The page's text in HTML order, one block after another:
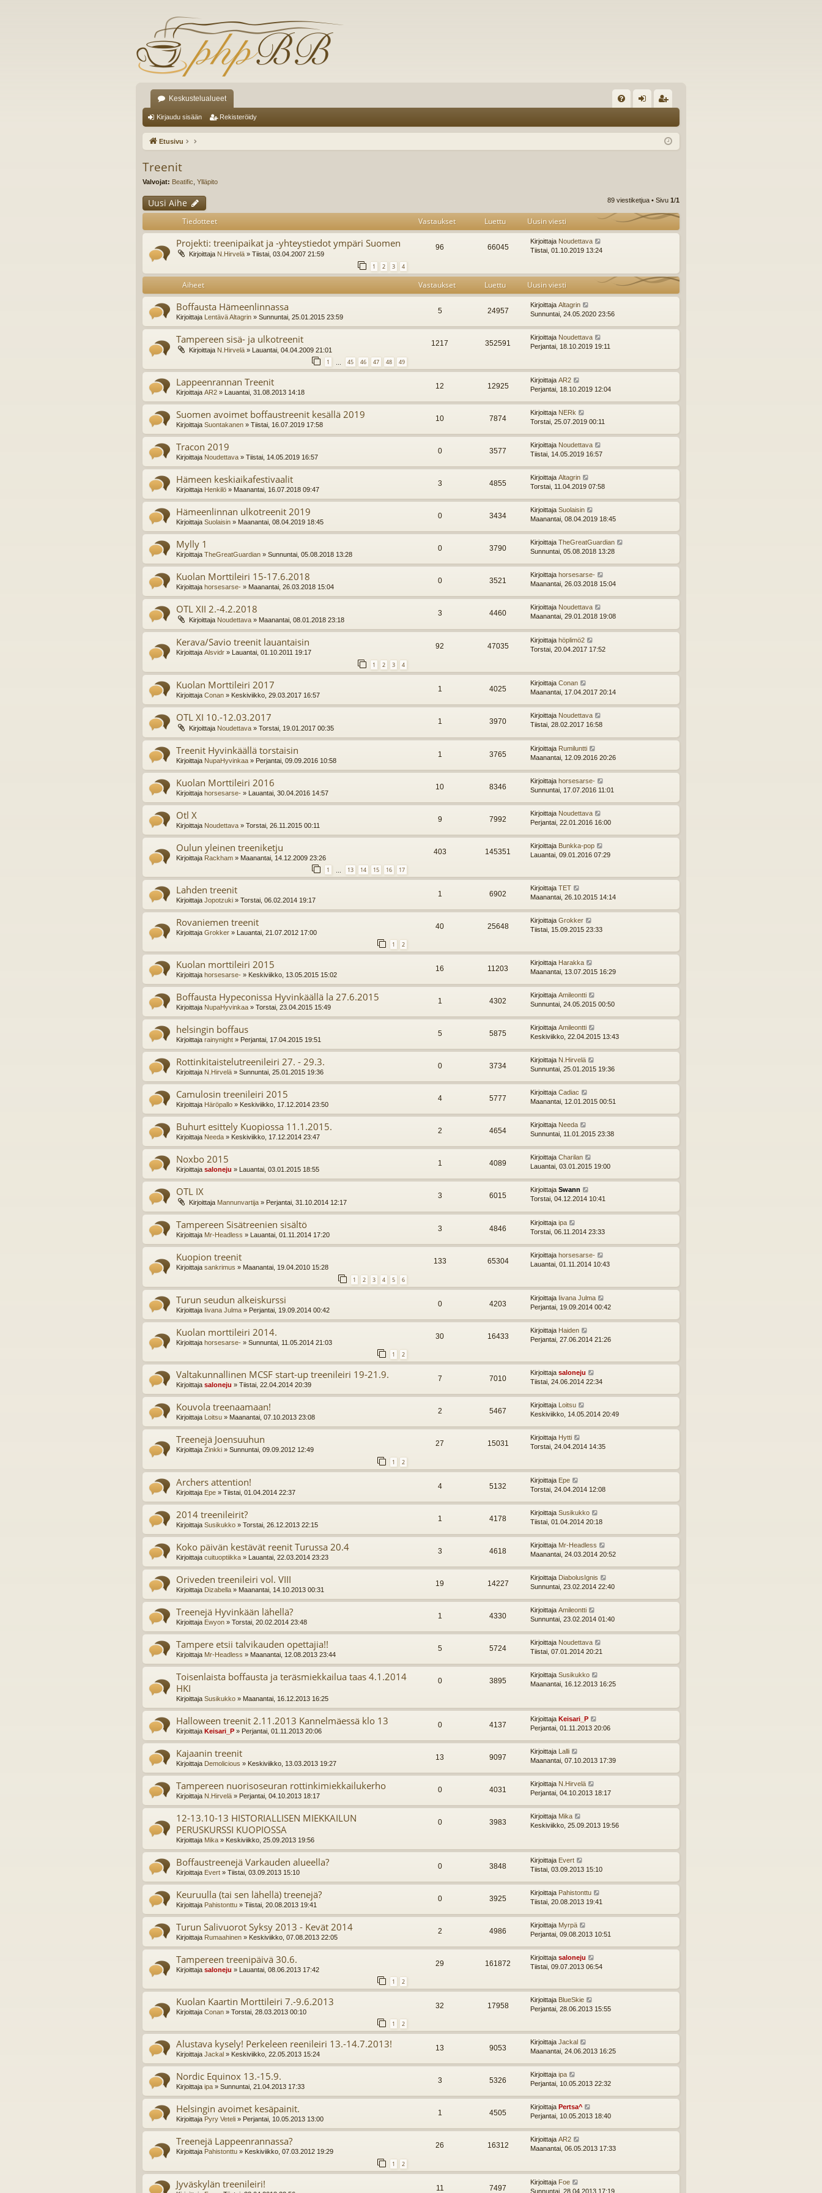
Keskustelualueet
K au ist
Kirjaudu sisään Rekisteröidy
Etusivu
Treenit
Valvojat: Beatific Ylläpito
Uusi Aihe 89 viestiketjua • Sivu 1/1
Tiedotteet Vastaukset Luettu Uusin viesti
Projekti: treenipaikat ja -yhteystiedot ympäri Suomen
Kirjoittaja N.Hirvelä » Tiistai, 03.04.2007 21:59
1 2 3 4
96 66045
Kirjoittaja Noudettava
Tiistai, 01.10.2019 13:24
Aiheet Vastaukset Luettu Uusin viesti
Boffausta Hämeenlinnassa
Kirjoittaja Lentävä Altagrin » Sunnuntai, 25.01.2015 23:59
5 24957
Kirjoittaja Altagrin
Sunnuntai, 24.05.2020 23:56
Tampereen sisä- ja ulkotreenit
Kirjoittaja N.Hirvelä » Lauantai, 04.04.2009 21:01
1 … 45 46 47 48 49
1217 352591
Kirjoittaja Noudettava
Perjantai, 18.10.2019 19:11
Lappeenrannan Treenit
Kirjoittaja AR2 » Lauantai, 31.08.2013 14:18
12 12925
Kirjoittaja AR2
Perjantai, 18.10.2019 12:04
Suomen avoimet boffaustreenit kesällä 2019
Kirjoittaja Suontakanen » Tiistai, 16.07.2019 17:58
10 7874
Kirjoittaja NERk
Torstai, 25.07.2019 00:11
Tracon 2019
Kirjoittaja Noudettava » Tiistai, 14.05.2019 16:57
0 3577
Kirjoittaja Noudettava
Tiistai, 14.05.2019 16:57
Hämeen keskiaikafestivaalit
Kirjoittaja Henkilö » Maanantai, 16.07.2018 09:47
3 4855
Kirjoittaja Altagrin
Torstai, 11.04.2019 07:58
Hämeenlinnan ulkotreenit 2019
Kirjoittaja Suolaisin » Maanantai, 08.04.2019 18:45
0 3434
Kirjoittaja Suolaisin
Maanantai, 08.04.2019 18:45
Mylly 1
Kirjoittaja TheGreatGuardian » Sunnuntai, 05.08.2018 13:28
0 3790
Kirjoittaja TheGreatGuardian
Sunnuntai, 05.08.2018 13:28
Kuolan Morttileiri 15-17.6.2018
Kirjoittaja horsesarse- » Maanantai, 26.03.2018 15:04
0 3521
Kirjoittaja horsesarse-
Maanantai, 26.03.2018 15:04
OTL XII 2.-4.2.2018
Kirjoittaja Noudettava » Maanantai, 08.01.2018 23:18
3 4460
Kirjoittaja Noudettava
Maanantai, 29.01.2018 19:08
Kerava/Savio treenit lauantaisin
Kirjoittaja Alsvidr » Lauantai, 01.10.2011 19:17
1 2 3 4
92 47035
Kirjoittaja höplimö2
Torstai, 20.04.2017 17:52
Kuolan Morttileiri 2017
Kirjoittaja Conan » Keskiviikko, 29.03.2017 16:57
1 4025
Kirjoittaja Conan
Maanantai, 17.04.2017 20:14
OTL XI 10.-12.03.2017
Kirjoittaja Noudettava » Torstai, 19.01.2017 00:35
1 3970
Kirjoittaja Noudettava
Tiistai, 28.02.2017 16:58
Treenit Hyvinkäällä torstaisin
Kirjoittaja NupaHyvinkaa » Perjantai, 09.09.2016 10:58
1 3765
Kirjoittaja Rumiluntti
Maanantai, 12.09.2016 20:26
Kuolan Morttileiri 2016
Kirjoittaja horsesarse- » Lauantai, 30.04.2016 14:57
10 8346
Kirjoittaja horsesarse-
Sunnuntai, 17.07.2016 11:01
Otl X
Kirjoittaja Noudettava » Torstai, 26.11.2015 00:11
9 7992
Kirjoittaja Noudettava
Perjantai, 22.01.2016 16:00
Oulun yleinen treeniketju
Kirjoittaja Rackham » Maanantai, 14.12.2009 23:26
1 … 13 14 15 16 17
403 145351
Kirjoittaja Bunkka-pop
Lauantai, 09.01.2016 07:29
Lahden treenit
Kirjoittaja Jopotzuki » Torstai, 06.02.2014 19:17
1 6902
Kirjoittaja TET
Maanantai, 26.10.2015 14:14
Rovaniemen treenit
Kirjoittaja Grokker » Lauantai, 21.07.2012 17:00
1 2
40 25648
Kirjoittaja Grokker
Tiistai, 15.09.2015 23:33
Kuolan morttileiri 2015
Kirjoittaja horsesarse- » Keskiviikko, 13.05.2015 15:02
16 11203
Kirjoittaja Harakka
Maanantai, 13.07.2015 16:29
Boffausta Hypeconissa Hyvinkäällä la 27.6.2015
Kirjoittaja NupaHyvinkaa » Torstai, 23.04.2015 15:49
1 4302
Kirjoittaja Amileontti
Sunnuntai, 24.05.2015 00:50
helsingin boffaus
Kirjoittaja rainynight » Perjantai, 17.04.2015 19:51
5 5875
Kirjoittaja Amileontti
Keskiviikko, 22.04.2015 13:43
Rottinkitaistelutreenileiri 27. - 29.3.
Kirjoittaja N.Hirvelä » Sunnuntai, 25.01.2015 19:36
0 3734
Kirjoittaja N.Hirvelä
Sunnuntai, 25.01.2015 19:36
Camulosin treenileiri 2015
Kirjoittaja Häröpallo » Keskiviikko, 17.12.2014 23:50
4 5777
Kirjoittaja Cadiac
Maanantai, 12.01.2015 00:51
Buhurt esittely Kuopiossa 11.1.2015.
Kirjoittaja Needa » Keskiviikko, 17.12.2014 23:47
2 4654
Kirjoittaja Needa
Sunnuntai, 11.01.2015 23:38
Noxbo 2015
Kirjoittaja saloneju » Lauantai, 03.01.2015 18:55
1 4089
Kirjoittaja Charilan
Lauantai, 03.01.2015 19:00
OTL IX
Kirjoittaja Mannunvartija » Perjantai, 31.10.2014 12:17
3 6015
Kirjoittaja Swann
Torstai, 04.12.2014 10:41
Tampereen Sisätreenien sisältö
Kirjoittaja Mr-Headless » Lauantai, 01.11.2014 17:20
3 4846
Kirjoittaja ipa
Torstai, 06.11.2014 23:33
Kuopion treenit
Kirjoittaja sankrimus » Maanantai, 19.04.2010 15:28
1 2 3 4 5 6
133 65304
Kirjoittaja horsesarse-
Lauantai, 01.11.2014 10:43
Turun seudun alkeiskurssi
Kirjoittaja Iivana Julma » Perjantai, 19.09.2014 00:42
0 4203
Kirjoittaja Iivana Julma
Perjantai, 19.09.2014 00:42
Kuolan morttileiri 2014.
Kirjoittaja horsesarse- » Sunnuntai, 11.05.2014 21:03
1 2
30 16433
Kirjoittaja Haiden
Perjantai, 27.06.2014 21:26
Valtakunnallinen MCSF start-up treenileiri 19-21.9.
Kirjoittaja saloneju » Tiistai, 22.04.2014 20:39
7 7010
Kirjoittaja saloneju
Tiistai, 24.06.2014 22:34
Kouvola treenaamaan!
Kirjoittaja Loitsu » Maanantai, 07.10.2013 23:08
2 5467
Kirjoittaja
Loitsu
Keskiviikko, 14.05.2014 20:49
Treenejä Joensuuhun
Kirjoittaja Zinkki » Sunnuntai, 09.09.2012 12:49
1 2
27 15031
Kirjoittaja Hytti
Torstai, 24.04.2014 14:35
Archers attention!
Kirjoittaja Epe » Tiistai, 01.04.2014 22:37
4 5132
Kirjoittaja Epe
Torstai, 24.04.2014 12:08
2014 treenileirit?
Kirjoittaja Susikukko » Torstai, 26.12.2013 22:15
1 4178
Kirjoittaja Susikukko
Tiistai, 01.04.2014 20:18
Koko päivän kestävät reenit Turussa 20.4
Kirjoittaja cuituoptiikka » Lauantai, 22.03.2014 23:23
3 4618
Kirjoittaja Mr-Headless
Maanantai, 24.03.2014 20:52
Oriveden treenileiri vol. VIII
Kirjoittaja Dizabella » Maanantai, 14.10.2013 00:31
19 14227
Kirjoittaja DiabolusIgnis
Sunnuntai, 23.02.2014 22:40
Treenejä Hyvinkään lähellä?
Kirjoittaja Ewyon » Torstai, 20.02.2014 23:48
1 4330
Kirjoittaja Amileontti
Sunnuntai, 23.02.2014 01:40
Tampere etsii talvikauden opettajia!!
Kirjoittaja Mr-Headless » Maanantai, 12.08.2013 23:44
5 5724
Kirjoittaja Noudettava
Tiistai, 07.01.2014 20:21
Toisenlaista boffausta ja teräsmiekkailua taas 4.1.2014
HKI
Kirjoittaja Susikukko » Maanantai, 16.12.2013 16:25
0 3895
Kirjoittaja Susikukko
Maanantai, 16.12.2013 16:25
Halloween treenit 2.11.2013 Kannelmäessä klo 13
Kirjoittaja Keisari_P » Perjantai, 01.11.2013 20:06
0 4137
Kirjoittaja Keisari_P
Perjantai, 01.11.2013 20:06
Kajaanin treenit
Kirjoittaja Demolicious » Keskiviikko, 13.03.2013 19:27
13 9097
Kirjoittaja Lalli
Maanantai, 07.10.2013 17:39
Tampereen nuorisoseuran rottinkimiekkailukerho
Kirjoittaja N.Hirvelä » Perjantai, 04.10.2013 18:17
0 4031
Kirjoittaja N.Hirvelä
Perjantai, 04.10.2013 18:17
12-13.10-13 HISTORIALLISEN MIEKKAILUN
PERUSKURSSI KUOPIOSSA
Kirjoittaja Mika » Keskiviikko, 25.09.2013 19:56
0 3983
Kirjoittaja Mika
Keskiviikko, 25.09.2013 19:56
Boffaustreenejä Varkauden alueella?
Kirjoittaja Evert » Tiistai, 03.09.2013 15:10
0 3848
Kirjoittaja Evert
Tiistai, 03.09.2013 15:10
Keuruulla (tai sen lähellä) treenejä?
Kirjoittaja Pahistonttu » Tiistai, 20.08.2013 19:41
0 3925
Kirjoittaja Pahistonttu
Tiistai, 20.08.2013 19:41
Turun Salivuorot Syksy 2013 - Kevät 2014
Kirjoittaja Rumaahinen » Keskiviikko, 07.08.2013 22:05
2 4986
Kirjoittaja Myrpä
Perjantai, 09.08.2013 10:51
Tampereen treenipäivä 30.6.
Kirjoittaja saloneju » Lauantai, 08.06.2013 17:42
1 2
29 161872
Kirjoittaja saloneju
Tiistai, 09.07.2013 06:54
Kuolan Kaartin Morttileiri 7.-9.6.2013
Kirjoittaja Conan » Torstai, 28.03.2013 00:10
1 2
32 17958
Kirjoittaja BlueSkie
Perjantai, 28.06.2013 15:55
Alustava kysely! Perkeleen reenileiri 13.-14.7.2013!
Kirjoittaja Jackal » Keskiviikko, 22.05.2013 15:24
13 9053
Kirjoittaja Jackal
Maanantai, 24.06.2013 16:25
Nordic Equinox 13.-15.9.
Kirjoittaja ipa » Sunnuntai, 21.04.2013 17:33
3 5326
Kirjoittaja ipa
Perjantai, 10.05.2013 22:32
Helsingin avoimet kesäpainit.
Kirjoittaja Pyry Veteli » Perjantai, 10.05.2013 13:00
1 4505
Kirjoittaja Pertsa^
Perjantai, 10.05.2013 18:40
Treenejä Lappeenrannassa?
Kirjoittaja Pahistonttu » Keskiviikko, 07.03.2012 19:29
1 2
26 16312
Kirjoittaja AR2
Maanantai, 06.05.2013 17:33
Jyväskylän treenileiri! 11 7497
Kirjoittaja Foe
Sunnuntai, 28.04.2013 17:19